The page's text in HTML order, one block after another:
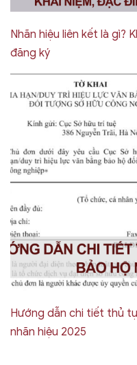
Nhãn hiệu liên kết là gì?
đăng ký
Hướng dẫn chi tiết thủ
nhãn hiệu 2025